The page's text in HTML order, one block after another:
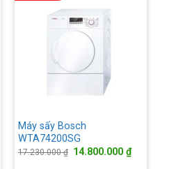
Máy sấy Bosch
WTA74200SG
17.230.000₫ Giá
14.800.000₫Giá
hiện